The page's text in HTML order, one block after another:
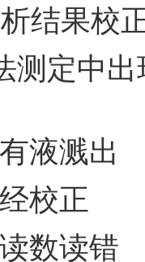
结果校
测定中
液溅出
校正
数读错